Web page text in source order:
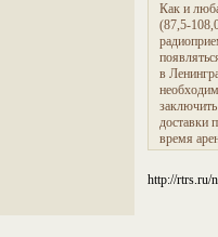
Как и
(87,5-
в
доставки
время
http://rtrs.ru/